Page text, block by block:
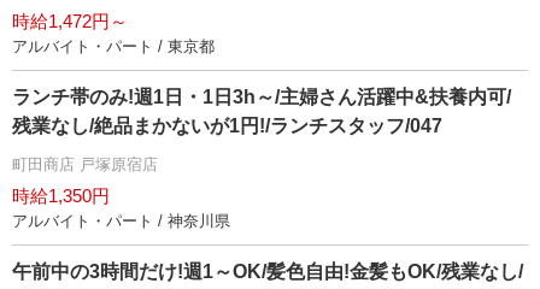
時給1,472円～
アルバイト・パート / 東京都
ランチ帯のみ!週1日・1日3h～/主婦さん活躍中&扶養内可/
残業なし/絶品まかないが1円!/ランチスタッフ/047
町田商店 戸塚原宿店
時給1,350円
アルバイト・パート / 神奈川県
午前中の3時間だけ!週1～OK/髪色自由!金髪もOK/残業なし/